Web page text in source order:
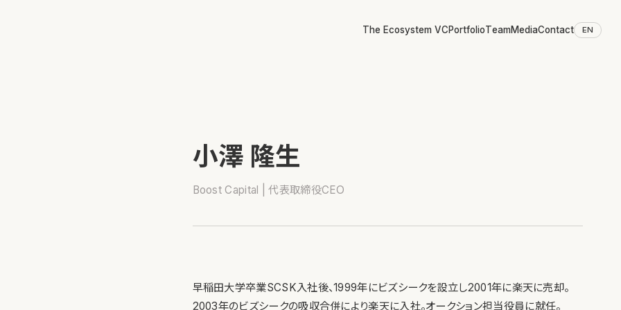
The Ecosystem VCPortfolioTeamMediaContact EN
小澤 隆生
Boost Capital | 代表取締役CEO
早稲田大学卒業SCSK入社後、1999年にビズシークを設立し2001年に楽天に売却。
2003年のビズシークの吸収合併により楽天に入社。オークション担当役員に就任。